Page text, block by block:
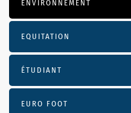
ENVIRONNEMENT
EQUITATION
ÉTUDIANT
EURO FOOT